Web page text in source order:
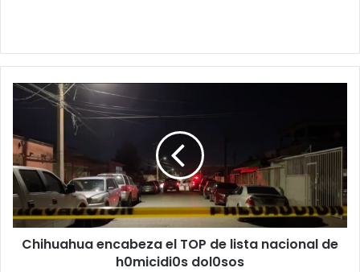
Chihuahua
encabeza
TOP
de
lista
nacional
de
h0micidi0s
dol0sos
Chihuahua encabeza el TOP de lista nacional de
h0micidi0s dol0sos